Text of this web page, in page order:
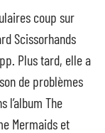
coup sur
Scissorhands
Plus tard, elle a
de problèmes
l’album The
Mermaids et